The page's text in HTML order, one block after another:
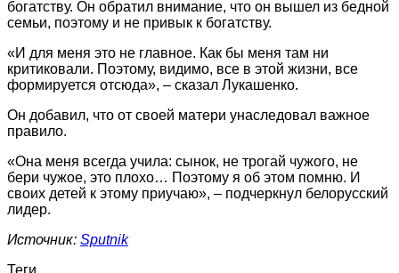
богатству. Он обратил внимание, что он вышел из бедной
семьи, поэтому и не привык к богатству.
«И для меня это не главное. Как бы меня там ни
критиковали. Поэтому, видимо, все в этой жизни, все
формируется отсюда», – сказал Лукашенко.
Он добавил, что от своей матери унаследовал важное
правило.
«Она меня всегда учила: сынок, не трогай чужого, не
бери чужое, это плохо… Поэтому я об этом помню. И
своих детей к этому приучаю», – подчеркнул белорусский
лидер.
Источник: Sputnik
Теги